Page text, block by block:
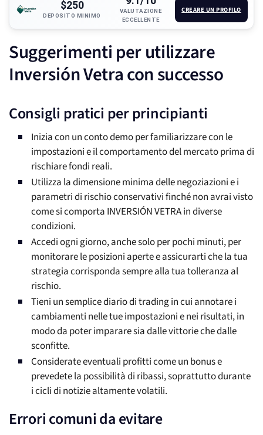
$250
DEPOSITO MINIMO
VALUTAZIONE
ECCELLENTE
CREARE UN PROFILO
Suggerimenti per utilizzare
Inversión Vetra con successo
Consigli pratici per principianti
Inizia con un conto demo per familiarizzare con le
impostazioni e il comportamento del mercato prima di
rischiare fondi reali.
Utilizza la dimensione minima delle negoziazioni e i
parametri di rischio conservativi finché non avrai visto
come si comporta INVERSIÓN VETRA in diverse
condizioni.
Accedi ogni giorno, anche solo per pochi minuti, per
monitorare le posizioni aperte e assicurarti che la tua
strategia corrisponda sempre alla tua tolleranza al
rischio.
Tieni un semplice diario di trading in cui annotare i
cambiamenti nelle tue impostazioni e nei risultati, in
modo da poter imparare sia dalle vittorie che dalle
sconfitte.
Considerate eventuali profitti come un bonus e
prevedete la possibilità di ribassi, soprattutto durante
i cicli di notizie altamente volatili.
Errori comuni da evitare